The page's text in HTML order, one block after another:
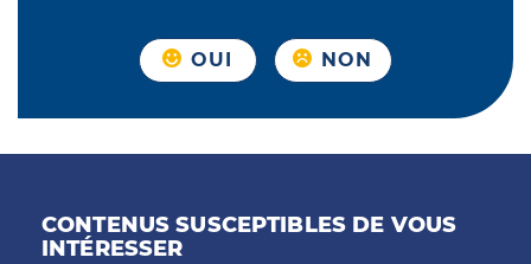
OUI NON
CONTENUS SUSCEPTIBLES DE VOUS
INTÉRESSER